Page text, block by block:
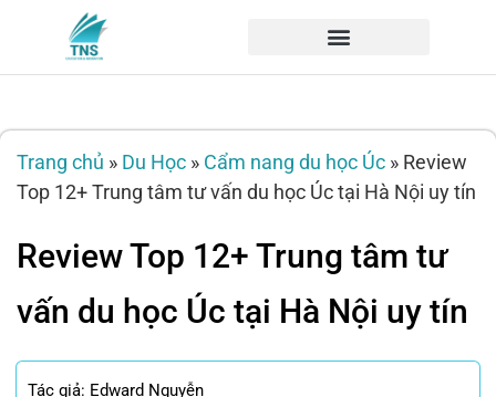
Trang chủ » Du Học » Cẩm nang du học Úc » Review
Top 12+ Trung tâm tư vấn du học Úc tại Hà Nội uy tín
Review Top 12+ Trung tâm tư
vấn du học Úc tại Hà Nội uy tín
Tác giả: Edward Nguyễn